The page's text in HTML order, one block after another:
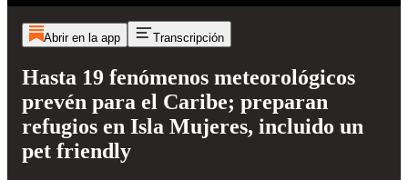
Abrir en la app Transcripción
Hasta 19 fenómenos meteorológicos
prevén para el Caribe; preparan
refugios en Isla Mujeres, incluido un
pet friendly